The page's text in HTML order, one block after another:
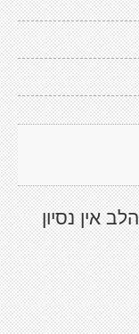
אין נסיון